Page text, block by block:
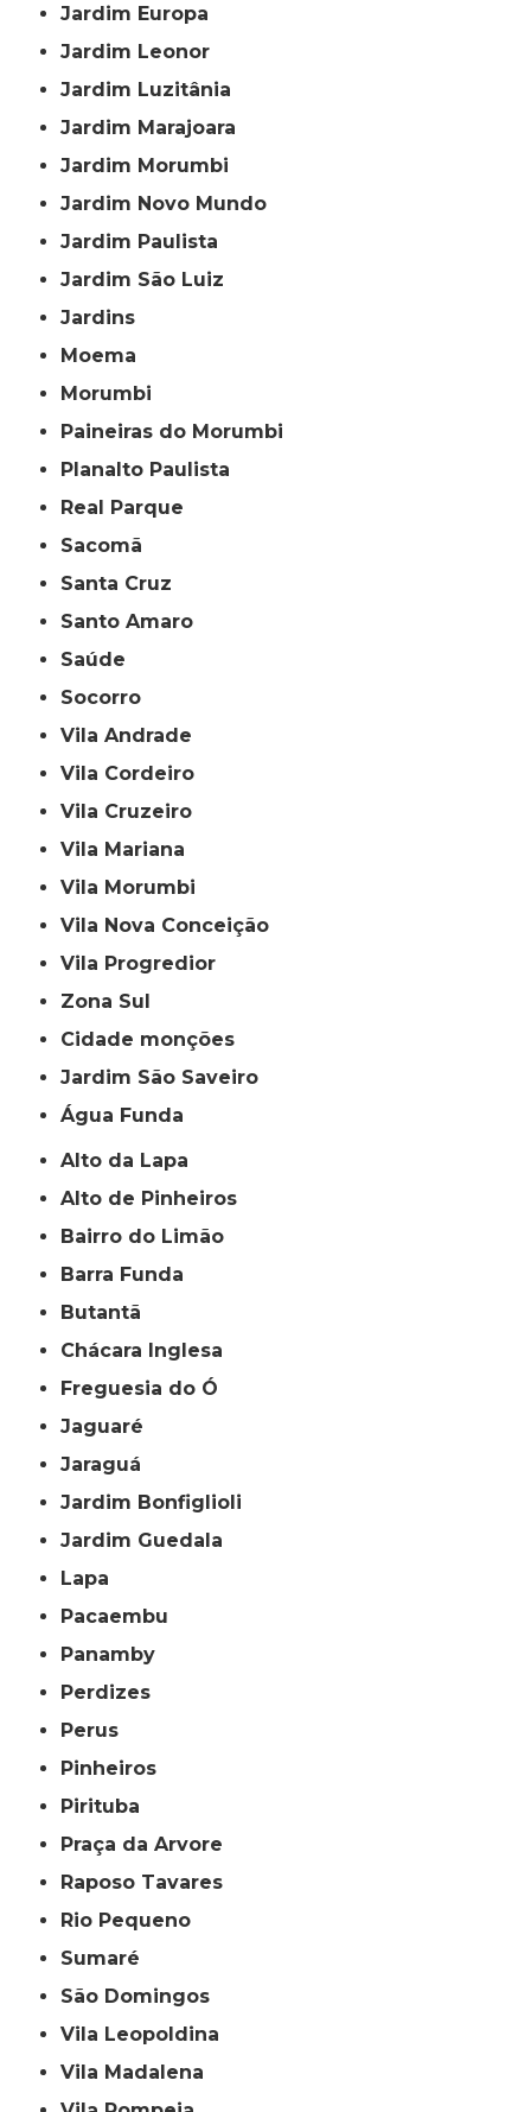
Jardim Europa
Jardim Leonor
Jardim Luzitânia
Jardim Marajoara
Jardim Morumbi
Jardim Novo Mundo
Jardim Paulista
Jardim São Luiz
Jardins
Moema
Morumbi
Paineiras do Morumbi
Planalto Paulista
Real Parque
Sacomã
Santa Cruz
Santo Amaro
Saúde
Socorro
Vila Andrade
Vila Cordeiro
Vila Cruzeiro
Vila Mariana
Vila Morumbi
Vila Nova Conceição
Vila Progredior
Zona Sul
cidade monções
jardim São Saveiro
Água Funda
Alto da Lapa
Alto de Pinheiros
Bairro do Limão
Barra Funda
Butantã
Chácara Inglesa
Freguesia do Ó
Jaguaré
Jaraguá
Jardim Bonfiglioli
Jardim Guedala
Lapa
Pacaembu
Panamby
Perdizes
Perus
Pinheiros
Pirituba
Praça da Arvore
Raposo Tavares
Rio Pequeno
Sumaré
São Domingos
Vila Leopoldina
Vila Madalena